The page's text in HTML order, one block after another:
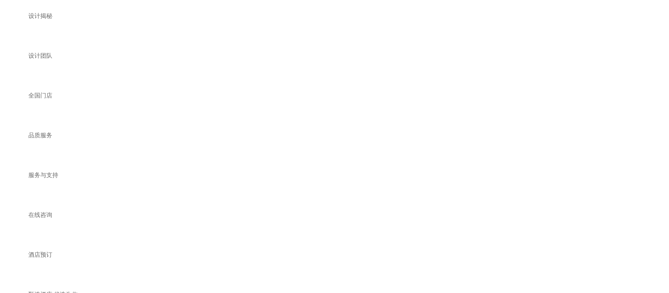
设计揭秘
设计团队
全国门店
品质服务
服务与支持
在线咨询
酒店预订